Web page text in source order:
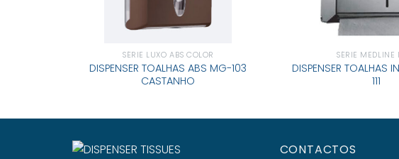
SÉRIE LUXO ABS COLOR
DISPENSER TOALHAS ABS MG-103
CASTANHO
SÉRIE MEDLINE
DISPENSER TOALHAS
111
CONTACTOS